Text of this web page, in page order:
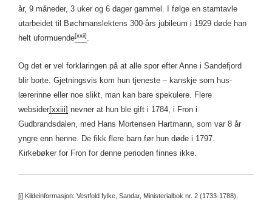
år, 9 måneder, 3 uker og 6 dager gammel. I følge en stamtavle
utarbeidet til Bøchmanslektens 300-års jubileum i 1929 døde han
helt uformuende[xxii]
Og det er vel forklaringen på at alle spor efter Anne i Sandefjord
blir borte. Gjetningsvis kom hun tjeneste – kanskje som hus-
lærerinne eller noe slikt, man kan bare spekulere. Flere
websider[xxiii] nevner at hun ble gift i 1784, i Fron i
Gudbrandsdalen, med Hans Mortensen Hartmann, som var 8 år
yngre enn henne. De fikk flere barn før hun døde i 1797.
Kirkebøker for Fron for denne perioden finnes ikke.
[i] Kildeinformasjon: Vestfold fylke, Sandar, Ministerialbok nr. 2 (1733-1788),